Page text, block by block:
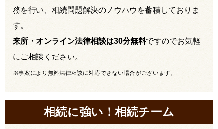
務を行い、相続問題解決のノウハウを蓄積しておりま
す。
来所・オンライン法律相談は30分無料ですのでお気軽
にご相談ください。
※事案により無料法律相談に対応できない場合がございます。
相続に強い！相続チーム